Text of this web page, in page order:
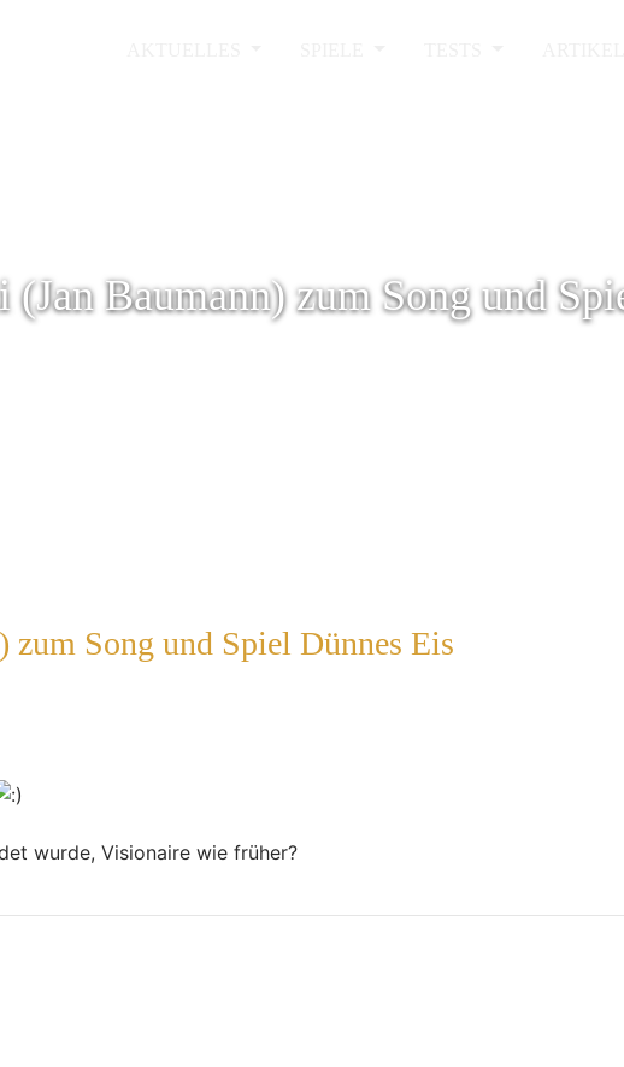
Baumann) zum Song und
Song und Spiel Dünnes Eis
wurde, Visionaire wie früher?